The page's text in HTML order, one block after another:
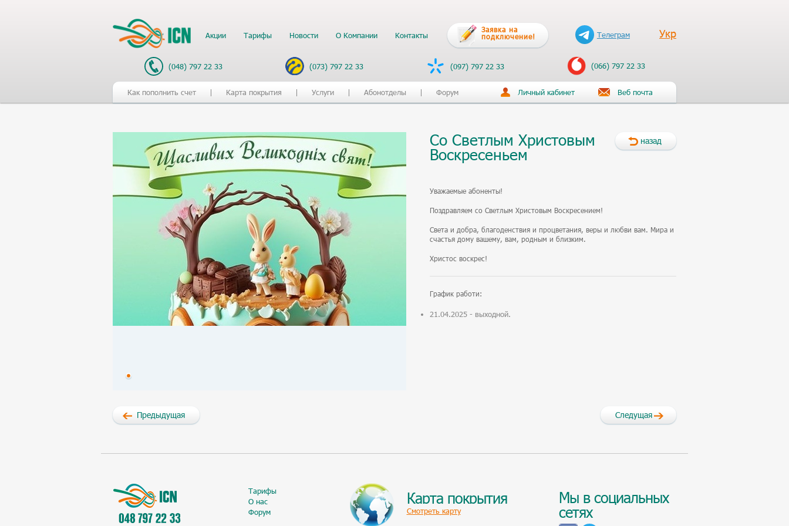
Акции Тарифы Новости О Компании Контакты
Заявка на
подключение!
Телеграм Укр
(048) 797 22 33 (073) 797 22 33 (097) 797 22 33 (066) 797 22 33
Как пополнить счет Карта покрытия Услуги Абонотделы Форум Личный кабинет Веб почта
Со Светлым Христовым
Воскресеньем
назад
Уважаемые абоненты!
Поздравляем со Светлым Христовым Воскресением!
Света и добра, благоденствия и процветания, веры и любви вам. Мира и
счастья дому вашему, вам, родным и близким.
Христос воскрес!
График работи:
21.04.2025 - выходной.
Предыдущая Следущая
Тарифы
О нас
Форум
Карта покрытия
Смотреть карту
Мы в социальных
сетях